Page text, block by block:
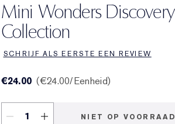
Mini Wonders Discovery
Collection
SCHRIJF ALS EERSTE EEN REVIEW
€24.00 €24.00/Eenheid
NIET OP VOORRAAD